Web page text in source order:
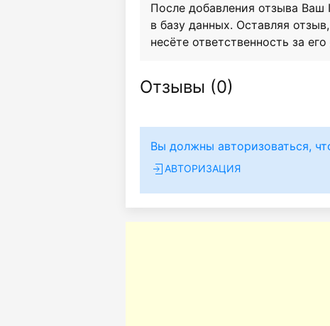
После добавления отзыва Ваш
в базу данных. Оставляя
несёте ответственность за
Отзывы (0)
Вы должны авторизоваться,
АВТОРИЗАЦИЯ